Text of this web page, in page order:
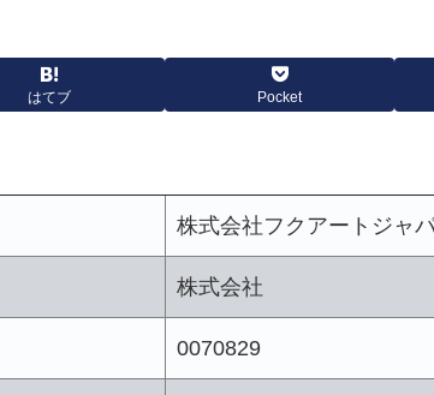
はてブ Pocket
株式会社フクアートジャ
株式会社
0070829